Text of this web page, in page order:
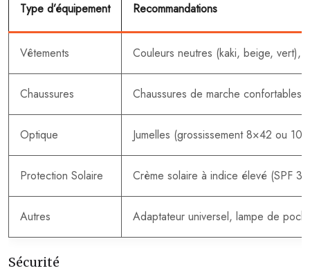
Type d’équipement Recommandations
Vêtements Couleurs neutres (kaki, beige, vert),
Chaussures Chaussures de marche confortables
Optique Jumelles (grossissement 8×42 ou
Protection Solaire Crème solaire à indice élevé (SPF
Autres Adaptateur universel, lampe de
Sécurité